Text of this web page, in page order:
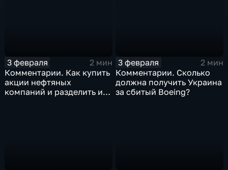
3 февраля
2 мин
Комментарии. Как купить
акции нефтяных
компаний и разделить их
3 февраля
2 мин
Комментарии. Сколько
должна получить Украина
за сбитый Boeing?